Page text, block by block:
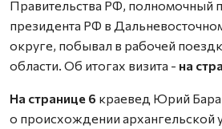
Правительства РФ, полномочный
президента РФ в
округе, побывал в рабочей
области. Об итогах визита - на
На странице 6 краевед Юрий
о происхождении архангельской